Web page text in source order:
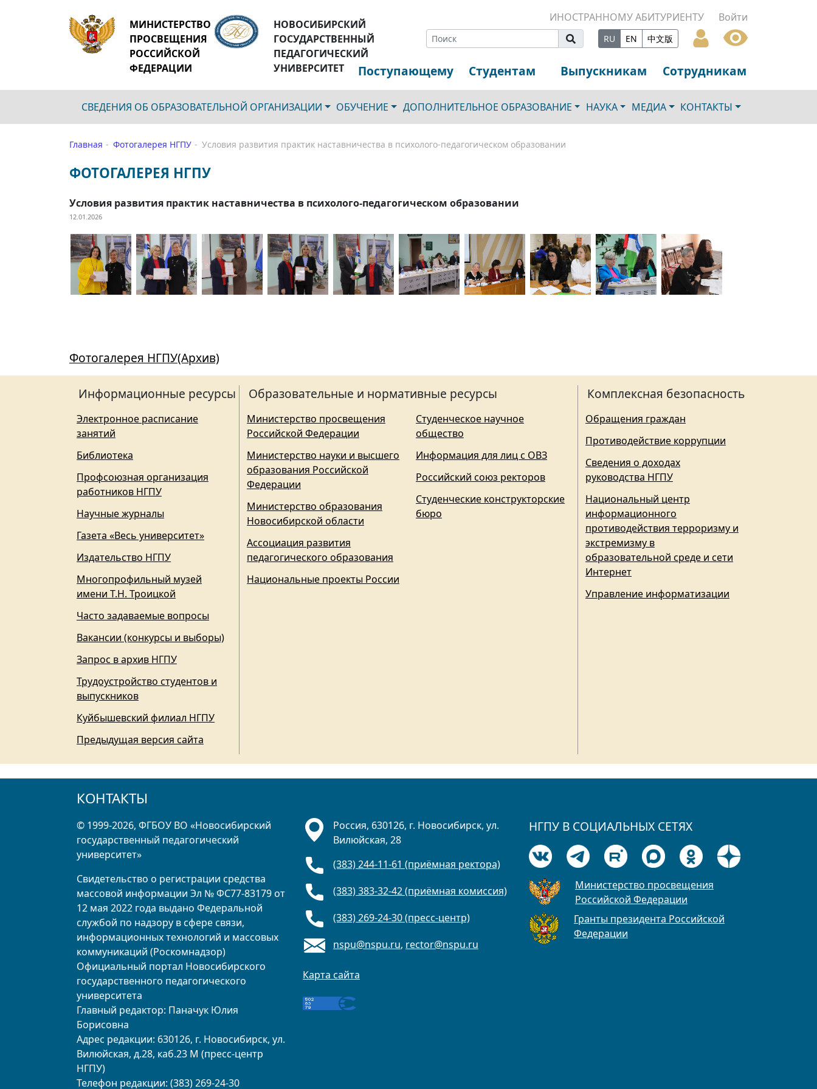
МИНИСТЕРСТВО
ПРОСВЕЩЕНИЯ
РОССИЙСКОЙ
ФЕДЕРАЦИИ
НОВОСИБИРСКИЙ
ГОСУДАРСТВЕННЫЙ
ПЕДАГОГИЧЕСКИЙ
УНИВЕРСИТЕТ
ИНОСТРАННОМУ АБИТУРИЕНТУ Войти
RU EN 中文版
Поступающему Студентам Выпускникам Сотрудникам
СВЕДЕНИЯ ОБ ОБРАЗОВАТЕЛЬНОЙ ОРГАНИЗАЦИИ ОБУЧЕНИЕ ДОПОЛНИТЕЛЬНОЕ ОБРАЗОВАНИЕ НАУКА МЕДИА КОНТАКТЫ
Главная Фотогалерея НГПУ Условия развития практик наставничества в психолого-педагогическом образовании
ФОТОГАЛЕРЕЯ НГПУ
Условия развития практик наставничества в психолого-педагогическом образовании
12.01.2026
Фотогалерея НГПУ(Архив)
Информационные ресурсы
Электронное расписание
занятий
Библиотека
Профсоюзная организация
работников НГПУ
Научные журналы
Газета «Весь университет»
Издательство НГПУ
Многопрофильный музей
имени Т.Н. Троицкой
Часто задаваемые вопросы
Вакансии (конкурсы и выборы)
Запрос в архив НГПУ
Трудоустройство студентов и
выпускников
Куйбышевский филиал НГПУ
Предыдущая версия сайта
Образовательные и нормативные ресурсы
Министерство просвещения
Российской Федерации
Министерство науки и высшего
образования Российской
Федерации
Министерство образования
Новосибирской области
Ассоциация развития
педагогического образования
Национальные проекты России
Студенческое научное
общество
Информация для лиц с ОВЗ
Российский союз ректоров
Студенческие конструкторские
бюро
Комплексная безопасность
Обращения граждан
Противодействие коррупции
Сведения о доходах
руководства НГПУ
Национальный центр
информационного
противодействия терроризму и
экстремизму в
образовательной среде и сети
Интернет
Управление информатизации
КОНТАКТЫ
© 1999-2026, ФГБОУ ВО «Новосибирский
государственный педагогический
университет»
Свидетельство о регистрации средства
массовой информации Эл № ФС77-83179 от
12 мая 2022 года выдано Федеральной
службой по надзору в сфере связи,
информационных технологий и массовых
коммуникаций (Роскомнадзор)
Официальный портал Новосибирского
государственного педагогического
университета
Главный редактор: Паначук Юлия
Борисовна
Адрес редакции: 630126, г. Новосибирск, ул.
Вилюйская, д.28, каб.23 М (пресс-центр
НГПУ)
Телефон редакции: (383) 269-24-30
Россия, 630126, г. Новосибирск, ул.
Вилюйская, 28
(383) 244-11-61 (приёмная ректора)
(383) 383-32-42 (приёмная комиссия)
(383) 269-24-30 (пресс-центр)
nspu@nspu.ru, rector@nspu.ru
Карта сайта
НГПУ В СОЦИАЛЬНЫХ СЕТЯХ
Министерство просвещения
Российской Федерации
Гранты президента Российской
Федерации